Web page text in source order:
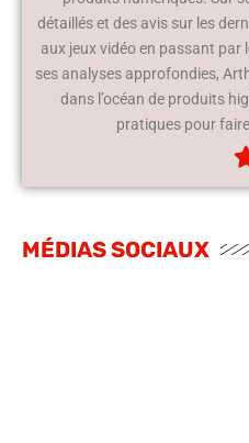
détaillés et des avis sur les
aux jeux vidéo en passant par
ses analyses approfondies,
dans l’océan de produits
pratiques pour
MÉDIAS SOCIAUX